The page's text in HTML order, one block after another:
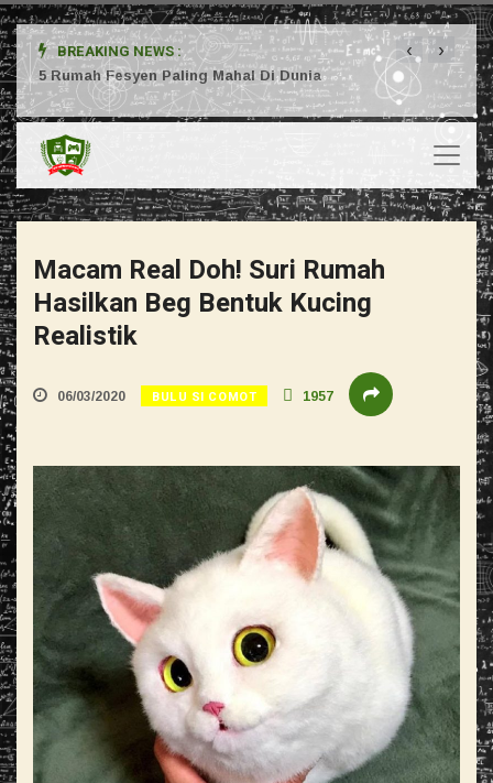
BREAKING NEWS :
5 Rumah Fesyen Paling Mahal Di Dunia
‹ ›
Macam Real Doh! Suri Rumah
Hasilkan Beg Bentuk Kucing
Realistik
06/03/2020 BULU SI COMOT 1957